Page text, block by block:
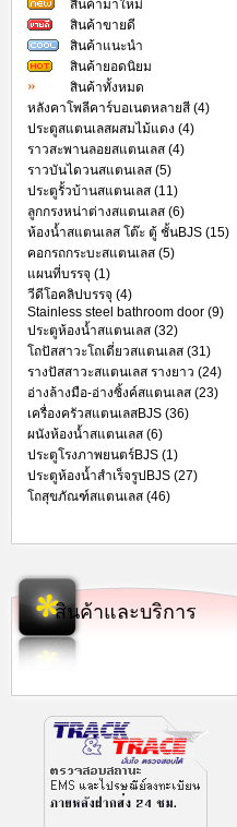
สินค้ามาใหม่
สินค้าขายดี
สินค้าแนะนำ
สินค้ายอดนิยม
สินค้าทั้งหมด
หลังคาโพลีคาร์บอเนตหลายสี (4)
ประตูสแตนเลสผสมไม้แดง (4)
ราวสะพานลอยสแตนเลส (4)
ราวบันไดวนสแตนเลส (5)
ประตูรั้วบ้านสแตนเลส (11)
ลูกกรงหน่าต่างสแตนเลส (6)
ห้องน้ำสแตนเลส โต๊ะ ตู้ ชั้นBJS (15)
คอกรถกระบะสแตนเลส (5)
แผนที่บรรจุ (1)
วีดีโอคลิปบรรจุ (4)
Stainless steel bathroom door (9)
ประตูห้องน้ำสแตนเลส (32)
โถปัสสาวะโถเดี่ยวสแตนเลส (31)
รางปัสสาวะสแตนเลส รางยาว (24)
อ่างล้างมือ-อ่างซิ้งค์สแตนเลส (23)
เครื่องครัวสแตนเลสBJS (36)
ผนังห้องน้ำสแตนเลส (6)
ประตูโรงภาพยนตร์BJS (1)
ประตูห้องน้ำสำเร็จรูปBJS (27)
โถสุขภัณฑ์สแตนเลส (46)
สินค้าและบริการ